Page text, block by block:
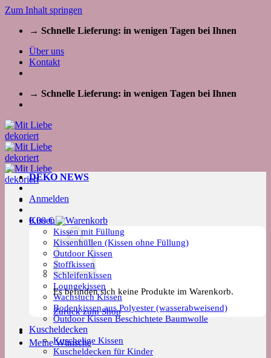
Zum Inhalt springen
→ Schnelle Lieferung: in wenigen Tagen bei Ihnen
Über uns
Kontakt
→ Schnelle Lieferung: in wenigen Tagen bei Ihnen
Kissen
Kissen mit Füllung
Kissenhüllen (Kissen ohne Füllung)
Outdoor Kissen
Stoffkissen
Schleifenkissen
Loungekissen
Wachstuch Kissen
Bodenkissen aus Polyester (wasserabweisend)
Outdoor Kissen Beschichtete Baumwolle
Kuscheldecken
Kuschelige Kissen
Kuscheldecken für Kinder
DEKO NEWS
Anmelden
0,00€
Es befinden sich keine Produkte im Warenkorb.
Zurück zum Shop
Meine Wünsche